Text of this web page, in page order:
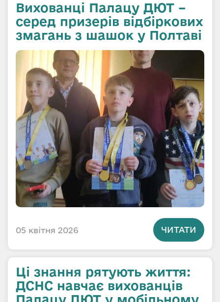
Вихованці Палацу ДЮТ –
серед призерів відбіркових
змагань з шашок у Полтаві
05 квітня 2026 ЧИТАТИ
Ці знання рятують життя:
ДСНС навчає вихованців